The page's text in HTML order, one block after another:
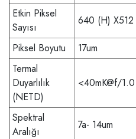
Etkin Piksel
Sayısı
640 (H) X512
Piksel Boyutu
17um
Termal
Duyarlılık
(NETD)
<40mK@f/1.0
Spektral
Aralığı
7a- 14um